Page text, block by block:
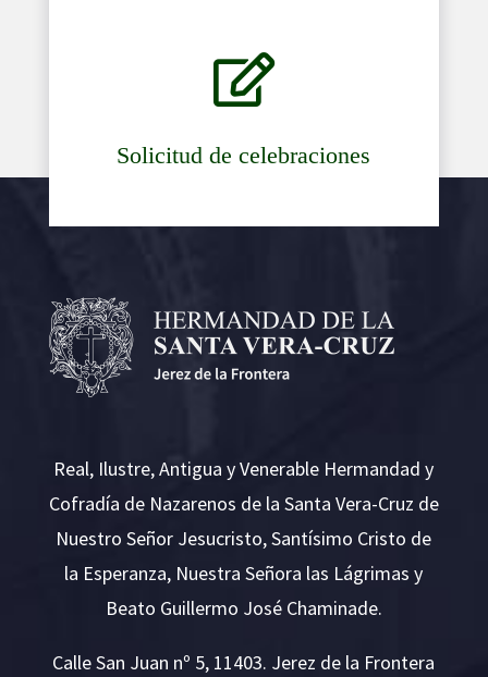

Solicitud de celebraciones
Real, Ilustre, Antigua y Venerable Hermandad y
Cofradía de Nazarenos de la Santa Vera-Cruz de
Nuestro Señor Jesucristo, Santísimo Cristo de
la Esperanza, Nuestra Señora las Lágrimas y
Beato Guillermo José Chaminade.
Calle San Juan nº 5, 11403. Jerez de la Frontera